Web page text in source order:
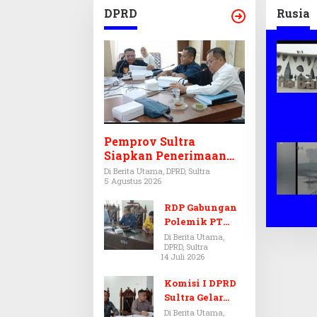
APBD
DPRD
Pemprov Sultra
Siapkan Penerimaan
CPNS dan PPPK 2027,
DPRD Sultra Desak
Formasi Disabilitas
Di Berita Utama, DPRD, Sultra
5 Agustus 2026
RDP Gabungan
Polemik PT
Antam-SJS
Kolaka
Ditunda,
Komisi III dan
IV Menunggu
Di Berita Utama,
DPRD, Sultra
14 Juli 2026
Komisi I DPRD
Sultra Gelar
RDP, Ungkap
Di Berita Utama,
Rusia